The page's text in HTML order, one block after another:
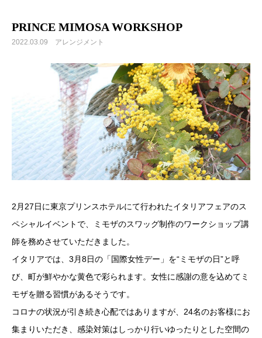
PRINCE MIMOSA WORKSHOP
2022.03.09 アレンジメント
2月27日に東京プリンスホテルにて行われたイタリアフェアのス
ペシャルイベントで、ミモザのスワッグ制作のワークショップ講
師を務めさせていただきました。
イタリアでは、3月8日の「国際女性デー」を“ミモザの日”と呼
び、町が鮮やかな黄色で彩られます。女性に感謝の意を込めてミ
モザを贈る習慣があるそうです。
コロナの状況が引き続き心配ではありますが、24名のお客様にお
集まりいただき、感染対策はしっかり行いゆったりとした空間の